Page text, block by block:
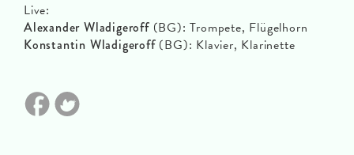
Live:
Alexander Wladigeroff(BG): Trompete, Flügelhorn
Konstantin Wladigeroff(BG): Klavier, Klarinette